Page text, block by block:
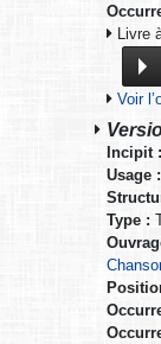
Livre
Voir
Incipit :
Usage :
Type :